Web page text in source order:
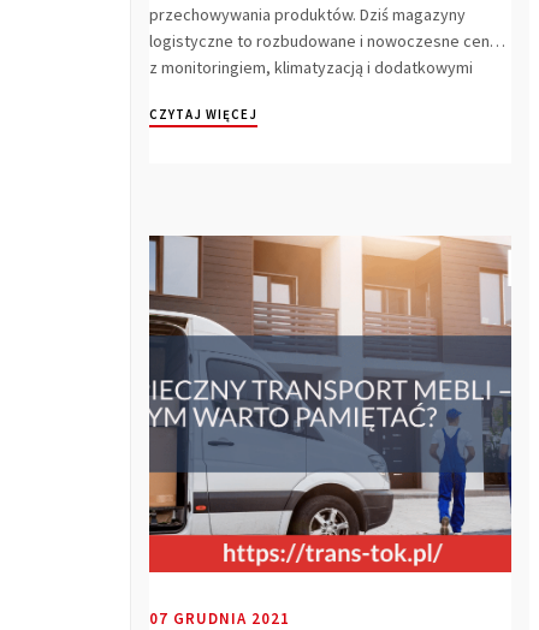
przechowywania produktów. Dziś magazyny
logistyczne to rozbudowane i nowoczesne centra
z monitoringiem, klimatyzacją i dodatkowymi
CZYTAJ WIĘCEJ
07 GRUDNIA 2021